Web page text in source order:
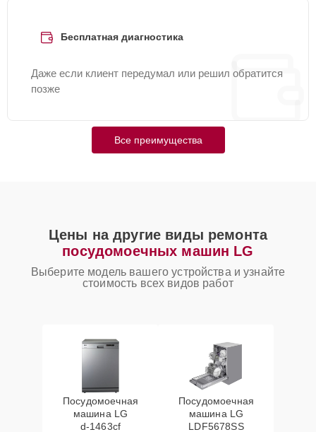
Бесплатная диагностика
Даже если клиент передумал или решил обратится
позже
Все преимущества
Цены на другие виды ремонта
посудомоечных машин LG
Выберите модель вашего устройства и узнайте
стоимость всех видов работ
Посудомоечная
машина LG
d‑1463cf
Посудомоечная
машина LG
LDF5678SS